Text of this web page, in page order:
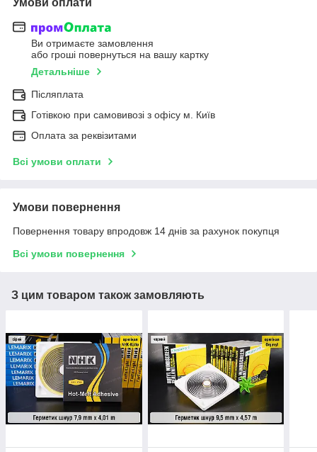
Ви отримаєте замовлення
або гроші повернуться на вашу картку
Детальніше
Післяплата
Готівкою при самовивозі з офісу м. Київ
Оплата за реквізитами
Всі умови оплати
Умови повернення
Повернення товару впродовж 14 днів за рахунок покупця
Всі умови повернення
З цим товаром також замовляють